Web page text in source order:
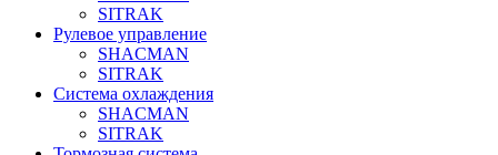
SITRAK
Рулевое управление
SHACMAN
SITRAK
Система охлаждения
SHACMAN
SITRAK